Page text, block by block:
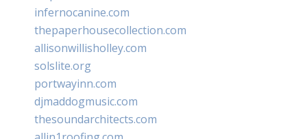
infernocanine.com
thepaperhousecollection.com
allisonwillisholley.com
solslite.org
portwayinn.com
djmaddogmusic.com
thesoundarchitects.com